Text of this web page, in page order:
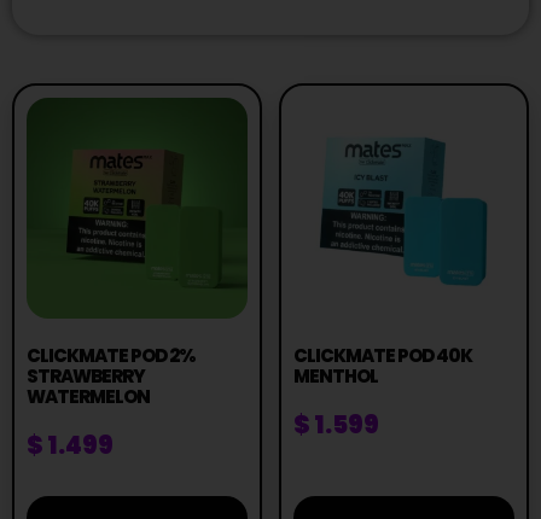
CLICKMATE POD 2%
STRAWBERRY
WATERMELON
$1.499
CLICKMATE POD 40K
MENTHOL
$1.599